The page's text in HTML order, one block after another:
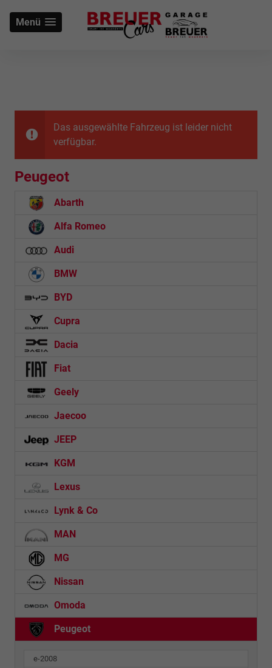
Menü
Das ausgewählte Fahrzeug ist leider nicht
verfügbar.
Peugeot
Abarth
Alfa Romeo
Audi
BMW
BYD
Cupra
Dacia
Fiat
Geely
Jaecoo
JEEP
KGM
Lexus
Lynk & Co
MAN
MG
Nissan
Omoda
Peugeot
e-2008